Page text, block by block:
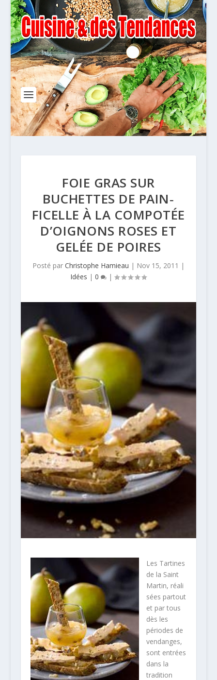
FOIE GRAS SUR
BUCHETTES DE PAIN‐
FICELLE À LA COMPOTÉE
D’OIGNONS ROSES ET
GELÉE DE POIRES
Posté par Christophe Hamieau | Nov 15, 2011 |
Idées |0 |
Les Tartines
de la Saint
Martin, réali
sées partout
et par tous
dès les
périodes de
vendanges,
sont entrées
dans la
tradition